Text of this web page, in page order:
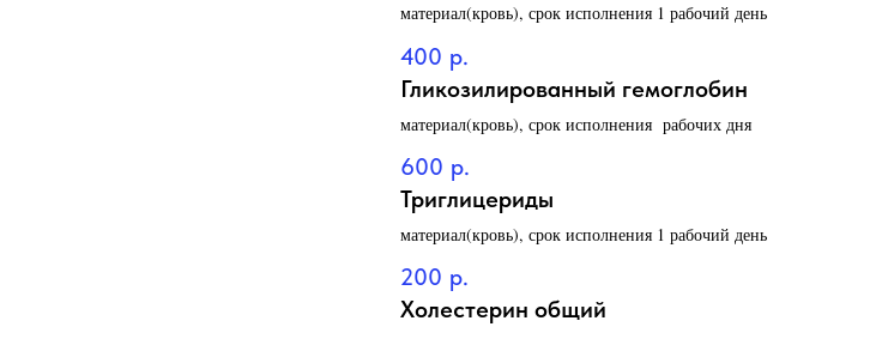
материал(кровь), срок исполнения 1 рабочий день
400 р.
Гликозилированный гемоглобин
материал(кровь), срок исполнения рабочих дня
600 р.
Триглицериды
материал(кровь), срок исполнения 1 рабочий день
200 р.
Холестерин общий